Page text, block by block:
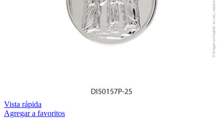
Vista rápida
Agregar a favoritos